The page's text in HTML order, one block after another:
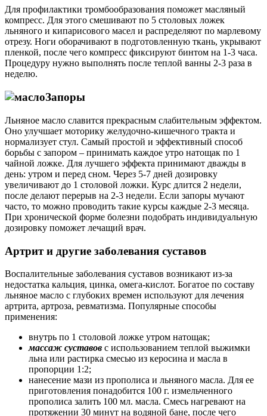
Для профилактики тромбообразования поможет масляный
компресс. Для этого смешивают по 5 столовых ложек
льняного и кипарисового масел и распределяют по марлевому
отрезу. Ноги оборачивают в подготовленную ткань, укрывают
пленкой, после чего компресс фиксируют бинтом на 1-3 часа.
Процедуру нужно выполнять после теплой ванны 2-3 раза в
неделю.
Запоры
Льняное масло славится прекрасным слабительным эффектом.
Оно улучшает моторику желудочно-кишечного тракта и
нормализует стул. Самый простой и эффективный способ
борьбы с запором – принимать каждое утро натощак по 1
чайной ложке. Для лучшего эффекта принимают дважды в
день: утром и перед сном. Через 5-7 дней дозировку
увеличивают до 1 столовой ложки. Курс длится 2 недели,
после делают перерыв на 2-3 недели. Если запоры мучают
часто, то можно проводить такие курсы каждые 2-3 месяца.
При хронической форме болезни подобрать индивидуальную
дозировку поможет лечащий врач.
Артрит и другие заболевания суставов
Воспалительные заболевания суставов возникают из-за
недостатка кальция, цинка, омега-кислот. Богатое по составу
льняное масло с глубоких времен используют для лечения
артрита, артроза, ревматизма. Популярные способы
применения:
внутрь по 1 столовой ложке утром натощак;
массаж суставов с использованием теплой выжимки
льна или растирка смесью из керосина и масла в
пропорции 1:2;
нанесение мази из прополиса и льняного масла. Для ее
приготовления понадобится 100 г. измельченного
прополиса залить 100 мл. масла. Смесь нагревают на
протяжении 30 минут на водяной бане, после чего